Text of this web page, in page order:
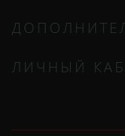
ЛИЧНЫЙ